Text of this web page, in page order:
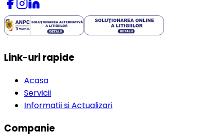
Link-uri rapide
Acasa
Servicii
Informatii si Actualizari
Companie